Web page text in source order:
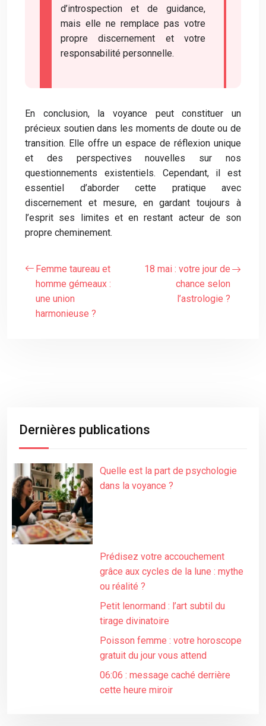
d’introspection et de guidance,
mais elle ne remplace pas votre
propre discernement et votre
responsabilité personnelle.
En conclusion, la voyance peut constituer un
précieux soutien dans les moments de doute ou de
transition. Elle offre un espace de réflexion unique
et des perspectives nouvelles sur nos
questionnements existentiels. Cependant, il est
essentiel d’aborder cette pratique avec
discernement et mesure, en gardant toujours à
l’esprit ses limites et en restant acteur de son
propre cheminement.
Femme taureau et
homme gémeaux :
une union
harmonieuse ?
18 mai : votre jour de
chance selon
l’astrologie ?
Dernières publications
Quelle est la part de psychologie
dans la voyance ?
Prédisez votre accouchement
grâce aux cycles de la lune : mythe
ou réalité ?
Petit lenormand : l’art subtil du
tirage divinatoire
Poisson femme : votre horoscope
gratuit du jour vous attend
06:06 : message caché derrière
cette heure miroir